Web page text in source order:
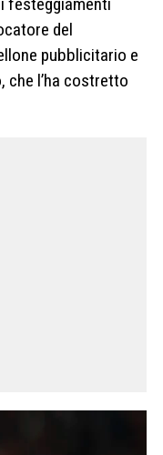
del
pubblicitario e
che l’ha costretto